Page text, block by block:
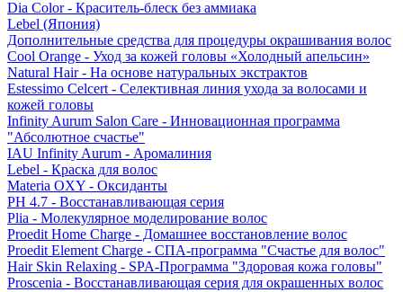
Dia Color - Краситель-блеск без аммиака
Lebel (Япония)
Дополнительные средства для процедуры окрашивания волос
Cool Orange - Уход за кожей головы «Холодный апельсин»
Natural Hair - На основе натуральных экстрактов
Estessimo Celcert - Селективная линия ухода за волосами и
кожей головы
Infinity Aurum Salon Care - Инновационная программа
"Абсолютное счастье"
IAU Infinity Aurum - Аромалиния
Lebel - Краска для волос
Materia OXY - Оксиданты
PH 4.7 - Восстанавливающая серия
Plia - Молекулярное моделирование волос
Proedit Home Charge - Домашнее восстановление волос
Proedit Element Charge - СПА-программа "Счастье для волос"
Hair Skin Relaxing - SPA-Программа "Здоровая кожа головы"
Proscenia - Восстанавливающая серия для окрашенных волос